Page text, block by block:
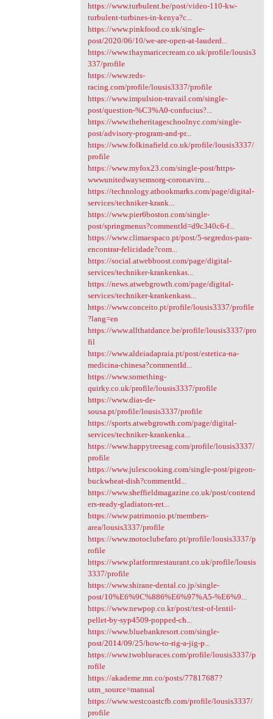
https://www.turbulent.be/post/video-110-kw-
turbulent-turbines-in-kenya?c...
https://www.pinkfood.co.uk/single-
post/2020/06/10/we-are-open-at-lauderd...
https://www.thaymaricecream.co.uk/profile/lousis3
337/profile
https://www.reds-
racing.com/profile/lousis3337/profile
https://www.impulsion-travail.com/single-
post/question-%C3%A0-confucius?...
https://www.theheritageschoolnyc.com/single-
post/advisory-program-and-pr...
https://www.folkinafield.co.uk/profile/lousis3337/
profile
https://www.myfox23.com/single-post/https-
wwwunitedwaysemsorg-coronaviru...
https://technology.atbookmarks.com/page/digital-
services/techniker-krank...
https://www.pier6boston.com/single-
post/springmenus?commentId=d9c340c6-f...
https://www.climaespaco.pt/post/5-segredos-para-
encontrar-felicidade?com...
https://social.atwebboost.com/page/digital-
services/techniker-krankenkas...
https://news.atwebgrowth.com/page/digital-
services/techniker-krankenkass...
https://www.conceito.pt/profile/lousis3337/profile
?lang=en
https://www.allthatdance.be/profile/lousis3337/pro
fil
https://www.aldeiadapraia.pt/post/estetica-na-
medicina-chinesa?commentId...
https://www.something-
quirky.co.uk/profile/lousis3337/profile
https://www.dias-de-
sousa.pt/profile/lousis3337/profile
https://sports.atwebgrowth.com/page/digital-
services/techniker-krankenka...
https://www.happytreesag.com/profile/lousis3337/
profile
https://www.julescooking.com/single-post/pigeon-
buckwheat-dish?commentId...
https://www.sheffieldmagazine.co.uk/post/contend
ers-ready-gladiators-ret...
https://www.patrimonio.pt/members-
area/lousis3337/profile
https://www.motoclubefaro.pt/profile/lousis3337/p
rofile
https://www.platformrestaurant.co.uk/profile/lousis
3337/profile
https://www.shirane-dental.co.jp/single-
post/10%E6%9C%886%E6%97%A5-%E6%9...
https://www.newpop.co.kr/post/test-of-lentil-
pellet-by-syp4509-popped-ch...
https://www.bluebankresort.com/single-
post/2014/09/25/how-to-rig-a-jig-p...
https://www.twoblueaces.com/profile/lousis3337/p
rofile
https://akademe.mn.co/posts/77817687?
utm_source=manual
https://www.westcoastcfb.com/profile/lousis3337/
profile